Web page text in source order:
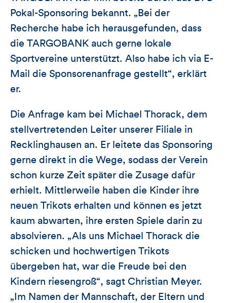
Pokal-Sponsoring bekannt. „Bei der
Recherche habe ich herausgefunden, dass
die TARGOBANK auch gerne lokale
Sportvereine unterstützt. Also habe ich via E-
Mail die Sponsorenanfrage gestellt“, erklärt
er.
Die Anfrage kam bei Michael Thorack, dem
stellvertretenden Leiter unserer Filiale in
Recklinghausen an. Er leitete das Sponsoring
gerne direkt in die Wege, sodass der Verein
schon kurze Zeit später die Zusage dafür
erhielt. Mittlerweile haben die Kinder ihre
neuen Trikots erhalten und können es jetzt
kaum abwarten, ihre ersten Spiele darin zu
absolvieren. „Als uns Michael Thorack die
schicken und hochwertigen Trikots
übergeben hat, war die Freude bei den
Kindern riesengroß“, sagt Christian Meyer.
„Im Namen der Mannschaft, der Eltern und